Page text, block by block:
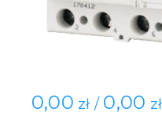
0,00 zł / 0,00